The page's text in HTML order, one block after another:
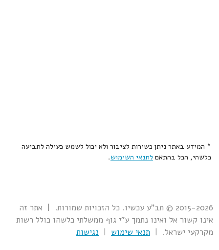
* המידע באתר ניתן כשירות לציבור ולא יכול לשמש כעילה לתביעה
כלשהי, הכל בהתאם לתנאי השימוש.
2015-2026 © תב"ע עכשיו. כל הזכויות שמורות. | אתר זה
אינו קשור אל ואינו נתמך ע"י גוף ממשלתי כלשהו כולל רשות
מקרקעי ישראל. | תנאי שימוש | נגישות